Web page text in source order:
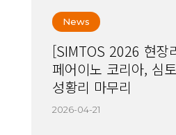
News
[SIMTOS 2026 현장
페어이노 코리아, 심
성황리 마무리
2026-04-21